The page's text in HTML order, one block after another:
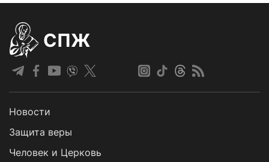
СПЖ
Новости
Защита веры
Человек и Церковь